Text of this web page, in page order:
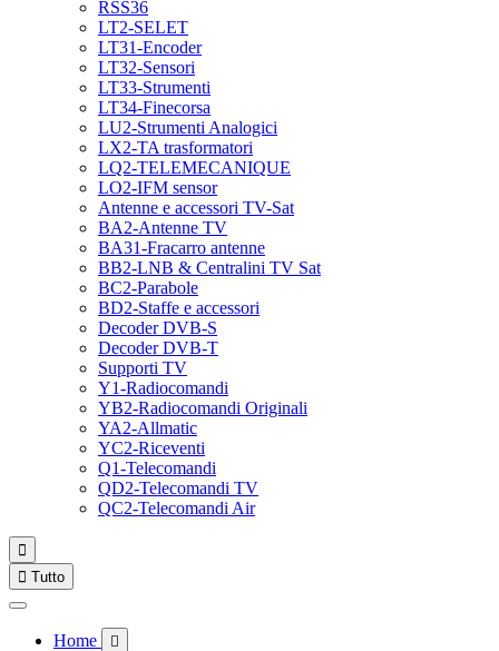
RSS36
LT2-SELET
LT31-Encoder
LT32-Sensori
LT33-Strumenti
LT34-Finecorsa
LU2-Strumenti Analogici
LX2-TA trasformatori
LQ2-TELEMECANIQUE
LO2-IFM sensor
Antenne e accessori TV-Sat
BA2-Antenne TV
BA31-Fracarro antenne
BB2-LNB & Centralini TV Sat
BC2-Parabole
BD2-Staffe e accessori
Decoder DVB-S
Decoder DVB-T
Supporti TV
Y1-Radiocomandi
YB2-Radiocomandi Originali
YA2-Allmatic
YC2-Riceventi
Q1-Telecomandi
QD2-Telecomandi TV
QC2-Telecomandi Air

 Tutto
Home 